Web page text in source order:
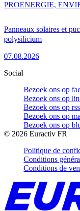
Panneaux solaires et
polysilicium
07.08.2026
PROENERGIE,
Social
Bezoek ons op
Bezoek ons op
Bezoek ons op
Bezoek ons op
Bezoek ons op
© 2026 Euractiv FR
Politique de
Conditions
Conditions de